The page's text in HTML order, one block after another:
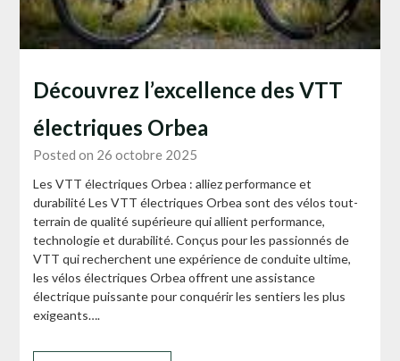
Découvrez l’excellence des VTT
électriques Orbea
Posted on 26 octobre 2025
Les VTT électriques Orbea : alliez performance et
durabilité Les VTT électriques Orbea sont des vélos tout-
terrain de qualité supérieure qui allient performance,
technologie et durabilité. Conçus pour les passionnés de
VTT qui recherchent une expérience de conduite ultime,
les vélos électriques Orbea offrent une assistance
électrique puissante pour conquérir les sentiers les plus
exigeants….